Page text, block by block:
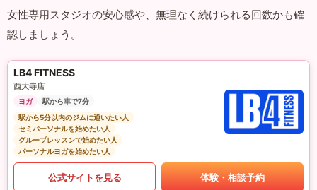
女性専用スタジオの安心感や、無理なく続けられる回数かも確
認しましょう。
LB4 FITNESS
西大寺店
ヨガ
駅から車で7分
駅から5分以内のジムに通いたい人
セミパーソナルを始めたい人
グループレッスンで始めたい人
パーソナルヨガを始めたい人
公式サイトを見る 体験・相談予約